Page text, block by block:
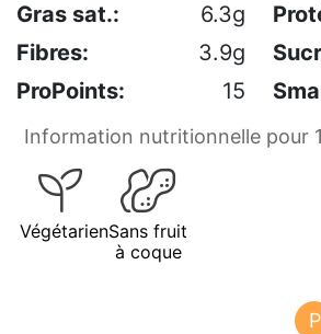
Gras sat.:
6.3g
Fibres:
3.9g
ProPoints:
15
Information nutritionnelle pour
VégétarienSans fruit
à coque
P